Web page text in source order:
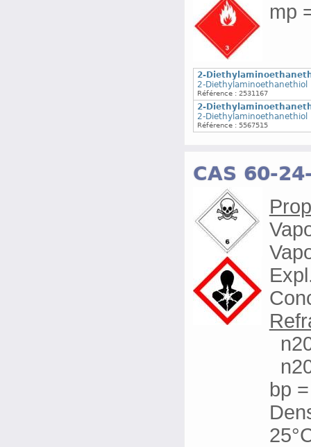
mp
2-
2-Diethylaminoethanethiol
Référence : 2531167
2-
2-Diethylaminoethanethiol
Référence : 5567515
CAS 60-
bp